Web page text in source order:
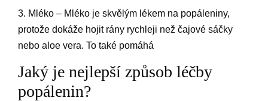
3. Mléko – Mléko je skvělým lékem na popáleniny,
protože dokáže hojit rány rychleji než čajové sáčky
nebo aloe vera. To také pomáhá
Jaký je nejlepší způsob léčby
popálenin?